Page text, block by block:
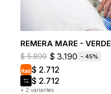
REMERA MARE - VERDE
+ 2 variantes
$ 5.800 $ 3.190 45
$ 2.712
$ 2.712